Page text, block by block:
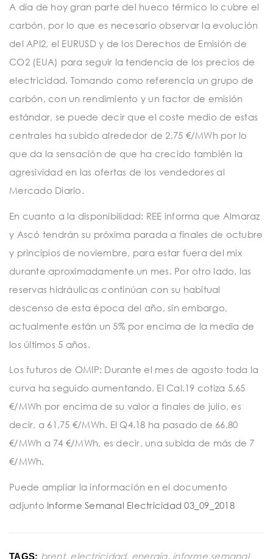
A día de hoy gran parte del hueco térmico lo cubre el
carbón, por lo que es necesario observar la evolución
del API2, el EURUSD y de los Derechos de Emisión de
CO2 (EUA) para seguir la tendencia de los precios de
electricidad. Tomando como referencia un grupo de
carbón, con un rendimiento y un factor de emisión
estándar, se puede decir que el coste medio de estas
centrales ha subido alrededor de 2,75 €/MWh por lo
que da la sensación de que ha crecido también la
agresividad en las ofertas de los vendedores al
Mercado Diario.
En cuanto a la disponibilidad: REE informa que Almaraz
y Ascó tendrán su próxima parada a finales de octubre
y principios de noviembre, para estar fuera del mix
durante aproximadamente un mes. Por otro lado, las
reservas hidráulicas continúan con su habitual
descenso de esta época del año, sin embargo,
actualmente están un 5% por encima de la media de
los últimos 5 años.
Los futuros de OMIP: Durante el mes de agosto toda la
curva ha seguido aumentando. El Cal.19 cotiza 5,65
€/MWh por encima de su valor a finales de julio, es
decir, a 61,75 €/MWh. El Q4.18 ha pasado de 66,80
€/MWh a 74 €/MWh, es decir, una subida de más de 7
€/MWh.
Puede ampliar la información en el documento
adjunto Informe Semanal Electricidad 03_09_2018
TAGS: brent, electricidad, energía, informe semanal